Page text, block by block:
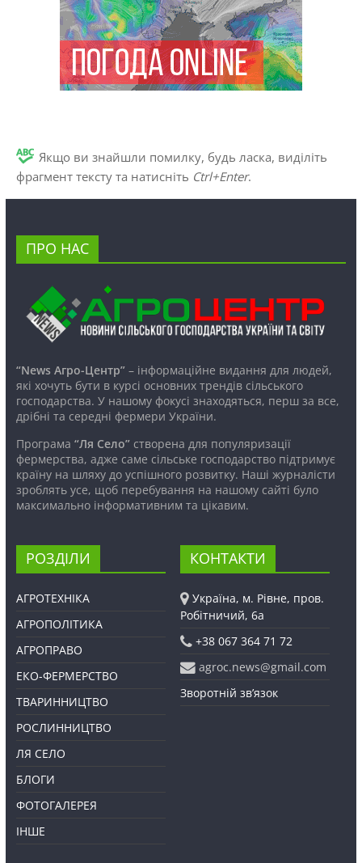
Якщо ви знайшли помилку, будь ласка, виділіть
фрагмент тексту та натисніть Ctrl+Enter.
ПРО НАС
“News Агро-Центр”– інформаційне видання для людей,
які хочуть бути в курсі основних трендів сільського
господарства. У нашому фокусі знаходяться, перш за все,
дрібні та середні фермери України.
Програма “Ля Село”створена для популяризації
фермерства, адже саме сільське господарство підтримує
країну на шляху до успішного розвитку. Наші журналісти
зроблять усе, щоб перебування на нашому сайті було
максимально інформативним та цікавим.
РОЗДІЛИ
АГРОТЕХНІКА
АГРОПОЛІТИКА
АГРОПРАВО
ЕКО-ФЕРМЕРСТВО
ТВАРИННИЦТВО
РОСЛИННИЦТВО
ЛЯ СЕЛО
БЛОГИ
ФОТОГАЛЕРЕЯ
ІНШЕ
КОНТАКТИ
Україна, м. Рівне, пров.
Робітничий, 6а
+38 067 364 71 72
agroc.news@gmail.com
Зворотній зв’язок